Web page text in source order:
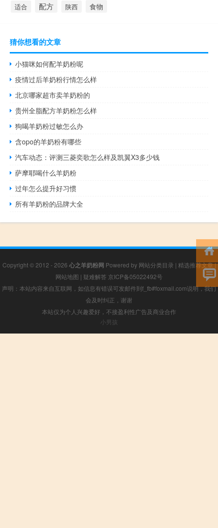
适合 配方 陕西 食物
猜你想看的文章
小猫咪如何配羊奶粉呢
疫情过后羊奶粉行情怎么样
北京哪家超市卖羊奶粉的
贵州全脂配方羊奶粉怎么样
狗喝羊奶粉过敏怎么办
含opo的羊奶粉有哪些
汽车动态：评测三菱奕歌怎么样及凯翼X3多少钱
萨摩耶喝什么羊奶粉
过年怎么提升好习惯
所有羊奶粉的品牌大全
Copyright © 2012 - 2026 心之羊奶粉网 Powered by 网站分类目录 | 精选推荐文章|
网站地图 | 疑难解答 京ICP备05022492号
声明：本站内容来自互联网，如信息有错误可发邮件到f_fb#foxmail.com说明，我们
会及时纠正，谢谢
本站仅为个人兴趣爱好，不接盈利性广告及商业合作
小男孩